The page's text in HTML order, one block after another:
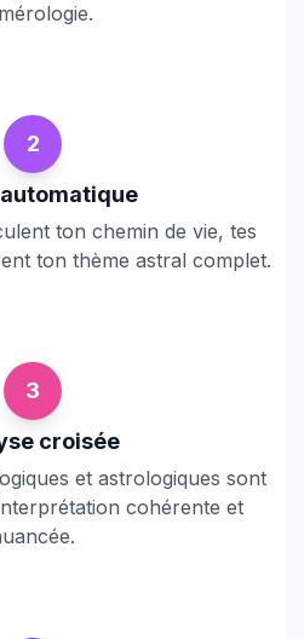
2
ton chemin de vie, tes
ton thème astral complet.
3
croisée
et astrologiques sont
cohérente et